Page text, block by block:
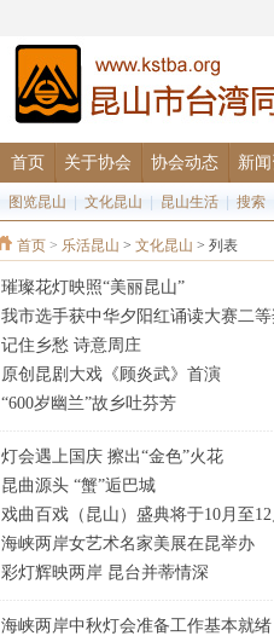
首页 关于协会 协会动态 新
图览昆山 文化昆山 昆山生活 搜索
首页 > 乐活昆山 > 文化昆山 > 列表
璀璨花灯映照“美丽昆山”
我市选手获中华夕阳红诵读大赛二等
记住乡愁 诗意周庄
原创昆剧大戏《顾炎武》首演
“600岁幽兰”故乡吐芬芳
灯会遇上国庆 擦出“金色”火花
昆曲源头 “蟹”逅巴城
戏曲百戏（昆山）盛典将于10月至
海峡两岸女艺术名家美展在昆举办
彩灯辉映两岸 昆台并蒂情深
海峡两岸中秋灯会准备工作基本就绪